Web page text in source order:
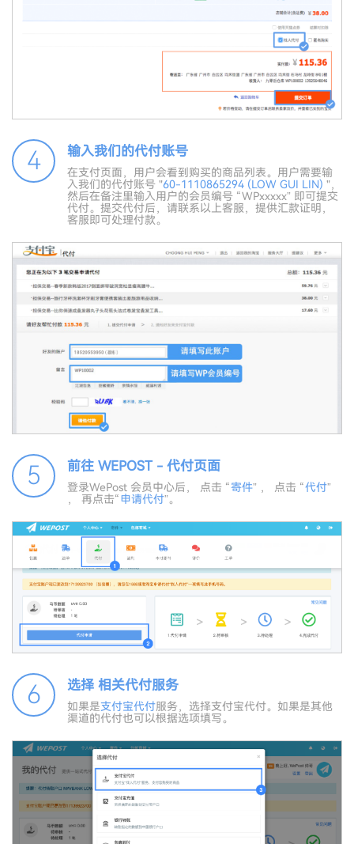
4 输入我们的代付账号
在支付页面，用户会看到购买的商品列表。用户需要输
入我们的代付账号 "60-1110865294 (LOW GUI LIN) "，
然后在备注里输入用户的会员编号 “WPxxxxx” 即可提交
代付。提交代付后，请联系以上客服，提供汇款证明，
客服即可处理付款。
5 前往 WEPOST - 代付页面
登录WePost 会员中心后， 点击 “寄件” ， 点击 “代付”
， 再点击“申请代付”。
6 选择 相关代付服务
如果是支付宝代付服务，选择支付宝代付。如果是其他
渠道的代付也可以根据选项填写。